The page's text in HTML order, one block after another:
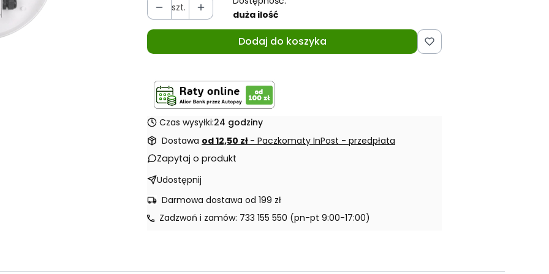
szt.
duża ilość
Dodaj do koszyka
Czas wysyłki:24 godziny
Dostawa od 12,50 zł - Paczkomaty InPost - przedpłata
Zapytaj o produkt
Udostępnij
Darmowa dostawa od 199 zł
Zadzwoń i zamów: 733 155 550 (pn-pt 9:00-17:00)